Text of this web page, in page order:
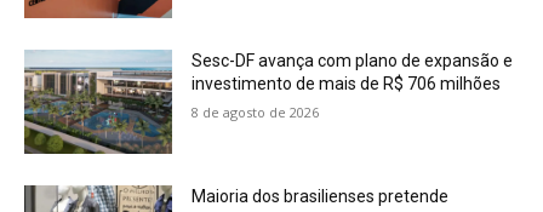
Sesc-DF avança com plano de expansão e
investimento de mais de R$ 706 milhões
8 de agosto de 2026
Maioria dos brasilienses pretende